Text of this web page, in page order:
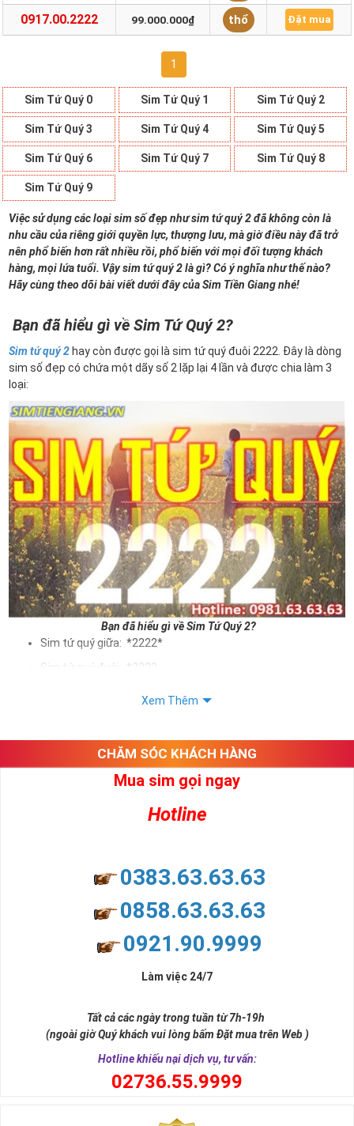
0917.00.2222 99.000.000₫ thổ Đặt mua
1
Sim Tứ Quý 0 Sim Tứ Quý 1 Sim Tứ Quý 2
Sim Tứ Quý 3 Sim Tứ Quý 4 Sim Tứ Quý 5
Sim Tứ Quý 6 Sim Tứ Quý 7 Sim Tứ Quý 8
Sim Tứ Quý 9
Việc sử dụng các loại sim số đẹp như sim tứ quý 2 đã không còn là
nhu cầu của riêng giới quyền lực, thượng lưu, mà giờ điều này đã trở
nên phổ biến hơn rất nhiều rồi, phổ biến với mọi đối tượng khách
hàng, mọi lứa tuổi. Vậy sim tứ quý 2 là gì? Có ý nghĩa như thế nào?
Hãy cùng theo dõi bài viết dưới đây của Sim Tiền Giang nhé!
Bạn đã hiểu gì về Sim Tứ Quý 2?
Sim tứ quý 2 hay còn được gọi là sim tứ quý đuôi 2222. Đây là dòng
sim số đẹp có chứa một dãy số 2 lặp lại 4 lần và được chia làm 3
loại:
Bạn đã hiểu gì về Sim Tứ Quý 2?
Sim tứ quý giữa: *2222*
Sim tứ quý đuôi: *2222
như sự sắp xếp của các con số trong sim.
Ý nghĩa sim tứ quý 2
nhiều thành công, thăng tiến hơn.
và tính hai mặt. Số 2 thúc giục chúng ta lựa chọn, dựa vào những
đời, nơi bạn phải đưa ra những quyết định quan trọng.
Xem Thêm
CHĂM SÓC KHÁCH HÀNG
Mua sim gọi ngay
Hotline
0383.63.63.63
0858.63.63.63
0921.90.9999
Làm việc 24/7
Tất cả các ngày trong tuần từ 7h-19h
(ngoài giờ Quý khách vui lòng bấm Đặt mua trên Web )
Hotline khiếu nại dịch vụ, tư vấn:
02736.55.9999